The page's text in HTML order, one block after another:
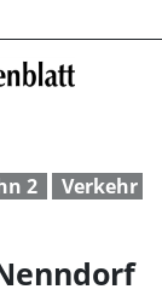
2 Verkehr